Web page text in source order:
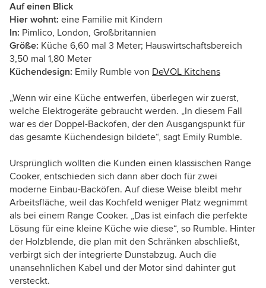
Auf einen Blick
Hier wohnt: eine Familie mit Kindern
In: Pimlico, London, Großbritannien
Größe: Küche 6,60 mal 3 Meter; Hauswirtschaftsbereich
3,50 mal 1,80 Meter
Küchendesign: Emily Rumble von DeVOL Kitchens
„Wenn wir eine Küche entwerfen, überlegen wir zuerst,
welche Elektrogeräte gebraucht werden. „In diesem Fall
war es der Doppel-Backofen, der den Ausgangspunkt für
das gesamte Küchendesign bildete“, sagt Emily Rumble.
Ursprünglich wollten die Kunden einen klassischen Range
Cooker, entschieden sich dann aber doch für zwei
moderne Einbau-Backöfen. Auf diese Weise bleibt mehr
Arbeitsfläche, weil das Kochfeld weniger Platz wegnimmt
als bei einem Range Cooker. „Das ist einfach die perfekte
Lösung für eine kleine Küche wie diese“, so Rumble. Hinter
der Holzblende, die plan mit den Schränken abschließt,
verbirgt sich der integrierte Dunstabzug. Auch die
unansehnlichen Kabel und der Motor sind dahinter gut
versteckt.